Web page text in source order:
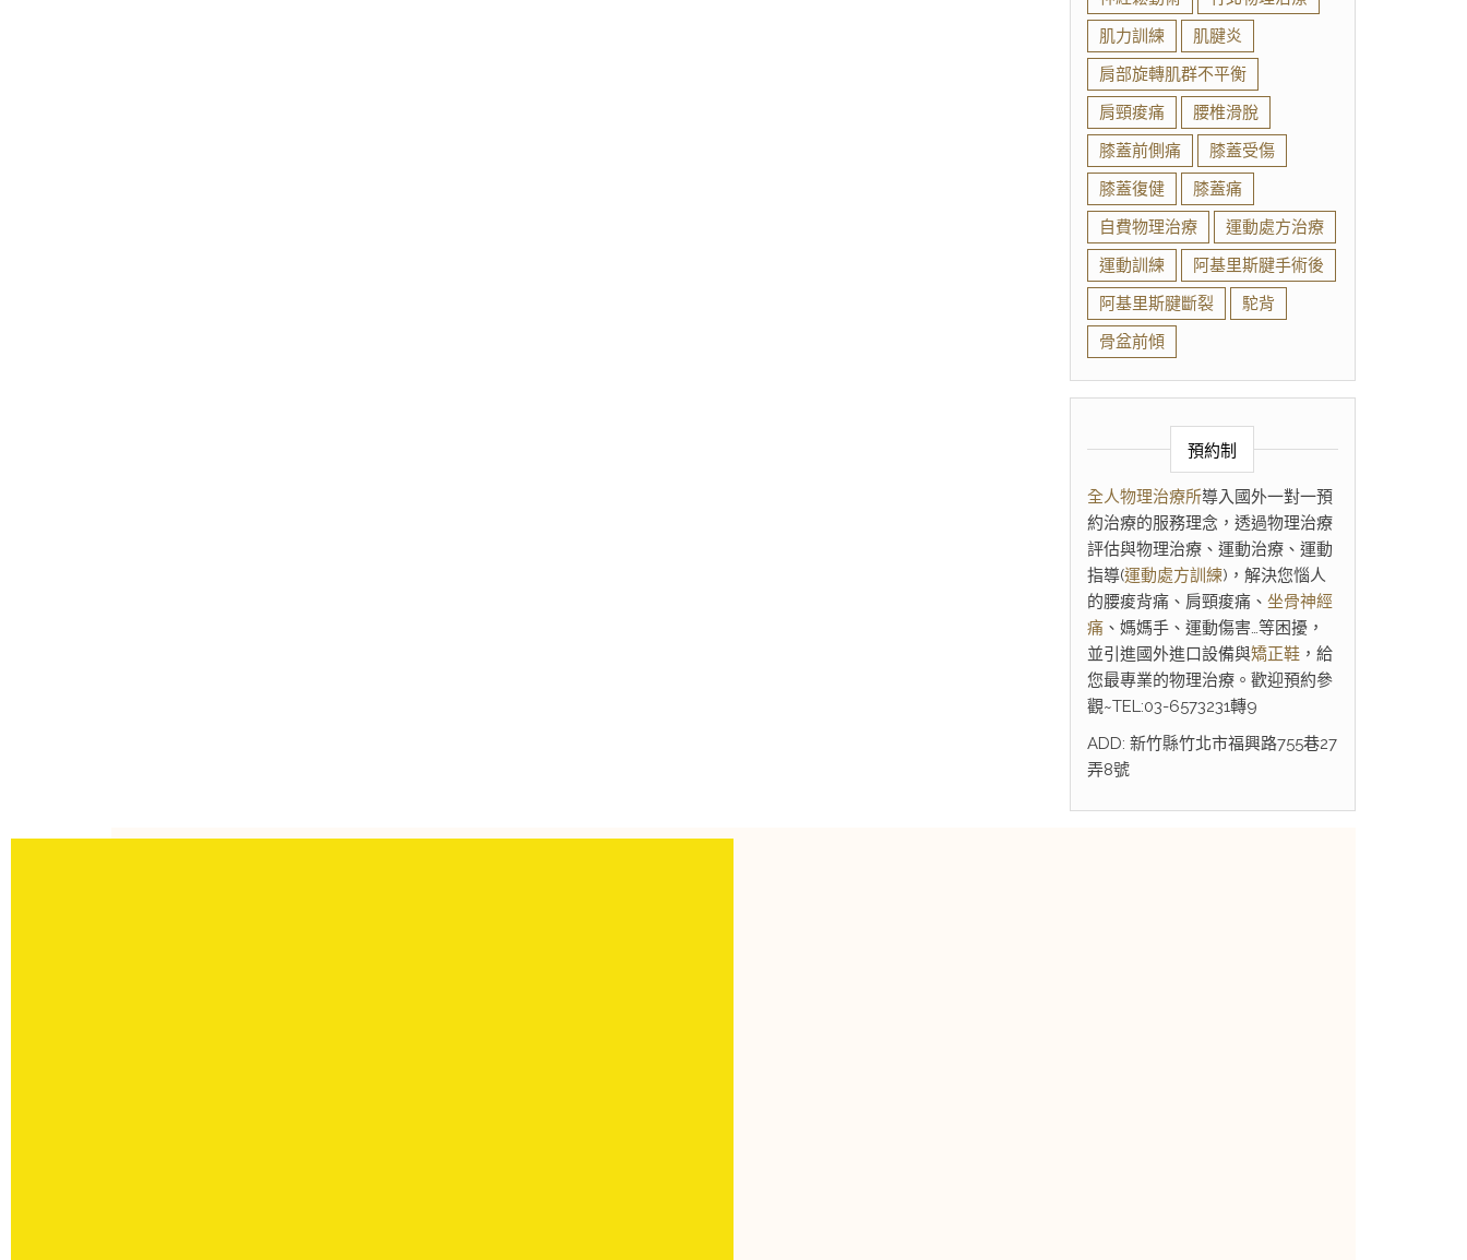
肌力訓練
肌腱炎
肩部旋轉肌群不平衡
肩頸痠痛
腰椎滑脫
膝蓋前側痛
膝蓋受傷
膝蓋復健
膝蓋痛
自費物理治療
運動處方治療
運動訓練
阿基里斯腱手術後
阿基里斯腱斷裂
駝背
骨盆前傾
預約制
全人物理治療所導入國外一對一預
約治療的服務理念，透過物理治療
評估與物理治療、運動治療、運動
指導(運動處方訓練)，解決您惱人
的腰痠背痛、肩頸痠痛、 坐骨神經
痛、媽媽手、運動傷害…等困擾，
並引進國外進口設備與矯正鞋，給
您最專業的物理治療。歡迎預約參
觀~TEL:03-6573231轉9
ADD: 新竹縣竹北市福興路755巷27
弄8號